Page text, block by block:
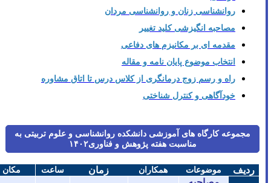
روانشناسی زنان و روانشناسی مردان
مصاحبه انگیزشی کلید تغییر
مقدمه ای بر مکانیزم های دفاعی
انتخاب موضوع پایان نامه و مقاله
راه و رسم زوج درمانگری از کلاس درس تا اتاق مشاوره
خودآگاهی و کنترل شناختی
مجموعه کارگاه های آموزشی دانشکده روانشناسی و علوم تربیتی به
مناسبت هفته پژوهش و فناوری۱۴۰۲
ردیف موضوعات همکاران زمان ساعت مکان